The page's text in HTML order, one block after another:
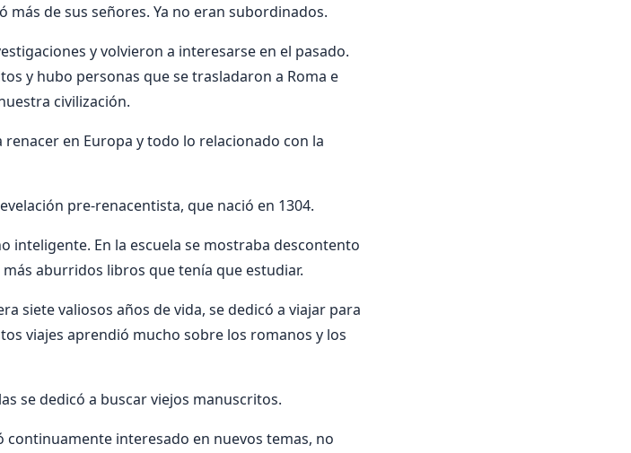
más de sus señores. Ya no eran subordinados.
y volvieron a interesarse en el pasado.
y hubo personas que se trasladaron a Roma e
civilización.
en Europa y todo lo relacionado con la
pre-renacentista, que nació en 1304.
inteligente. En la escuela se mostraba descontento
aburridos libros que tenía que estudiar.
siete valiosos años de vida, se dedicó a viajar para
viajes aprendió mucho sobre los romanos y los
se dedicó a buscar viejos manuscritos.
continuamente interesado en nuevos temas, no